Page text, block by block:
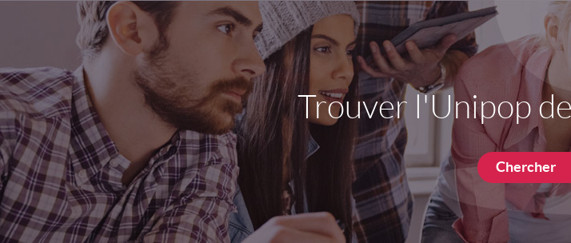
Trouver l'Unipop
Chercher